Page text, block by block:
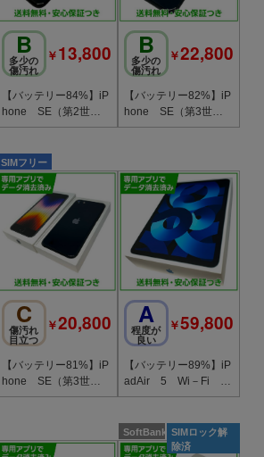
B
多少の
傷汚れ
￥13,800
【バッテリー84%】iP
hone SE（第2世
代）64GB ブラッ
B
多少の
傷汚れ
￥22,800
【バッテリー82%】iP
hone SE（第3世
代）64GB ミッドナ
SIMフリー
C
傷汚れ
目立つ
￥20,800
【バッテリー81%】iP
hone SE（第3世
代）64GB ミッドナ
A
程度が
良い
￥59,800
【バッテリー89%】iP
adAir 5 Wi－Fi 64
GB ブルー
SoftBank SIMロック解
除済